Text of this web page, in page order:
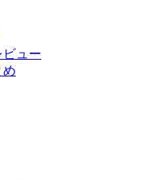
ュー
め